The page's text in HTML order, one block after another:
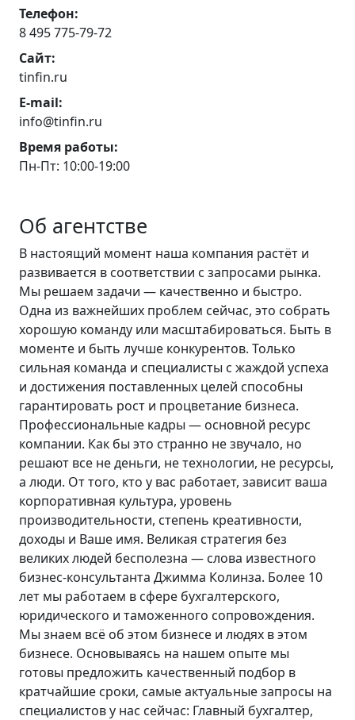
Телефон:
8 495 775-79-72
Сайт:
tinfin.ru
E-mail:
info@tinfin.ru
Время работы:
Пн-Пт: 10:00-19:00
Об агентстве
В настоящий момент наша компания растёт и
развивается в соответствии с запросами рынка.
Мы решаем задачи — качественно и быстро.
Одна из важнейших проблем сейчас, это собрать
хорошую команду или масштабироваться. Быть в
моменте и быть лучше конкурентов. Только
сильная команда и специалисты с жаждой успеха
и достижения поставленных целей способны
гарантировать рост и процветание бизнеса.
Профессиональные кадры — основной ресурс
компании. Как бы это странно не звучало, но
решают все не деньги, не технологии, не ресурсы,
а люди. От того, кто у вас работает, зависит ваша
корпоративная культура, уровень
производительности, степень креативности,
доходы и Ваше имя. Великая стратегия без
великих людей бесполезна — слова известного
бизнес-консультанта Джимма Колинза. Более 10
лет мы работаем в сфере бухгалтерского,
юридического и таможенного сопровождения.
Мы знаем всё об этом бизнесе и людях в этом
бизнесе. Основываясь на нашем опыте мы
готовы предложить качественный подбор в
кратчайшие сроки, самые актуальные запросы на
специалистов у нас сейчас: Главный бухгалтер,